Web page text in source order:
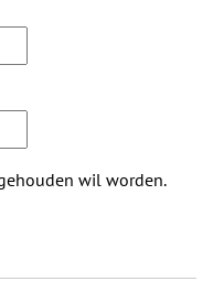
wil worden.